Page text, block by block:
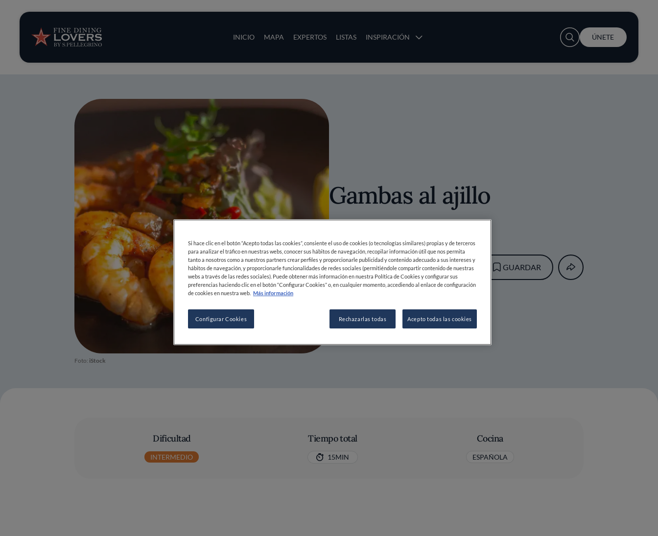
INICIO MAPA EXPERTOS LISTAS INSPIRACIÓN
Opinión y noticias
Recetas
Consejos y trucos
Series
User account menu
ÚNETE
Foto: iStock
Gambas al ajillo
PORFINE DINING LOVERS
REDACCIÓN
GUARDAR
Dificultad
INTERMEDIO
Tiempo total
15MIN
Cocina
ESPAÑOLA
Si hace clic en el botón “Acepto todas las cookies”, consiente el uso de cookies (o tecnologías similares) propias y de terceros
para analizar el tráfico en nuestras webs, conocer sus hábitos de navegación, recopilar información útil que nos permita
tanto a nosotros como a nuestros partners crear perfiles y proporcionarle publicidad y contenido adecuado a sus intereses y
hábitos de navegación, y proporcionarle funcionalidades de redes sociales (permitiéndole compartir contenido de nuestras
webs a través de las redes sociales). Puede obtener más información en nuestra Política de Cookies y configurar sus
preferencias haciendo clic en el botón “Configurar Cookies” o, en cualquier momento, accediendo al enlace de configuración
de cookies en nuestra web. Más información
Configurar Cookies Rechazarlas todas Acepto todas las cookies